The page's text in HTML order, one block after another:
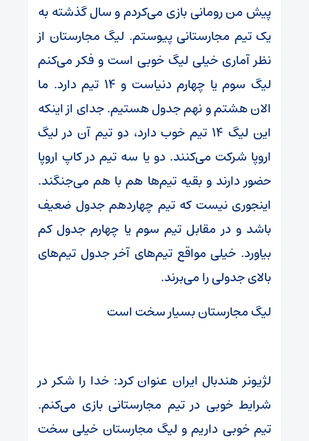
پیش من رومانی بازی می‌کردم و سال گذشته به
یک تیم مجارستانی پیوستم. لیگ مجارستان از
نظر آماری خیلی لیگ خوبی است و فکر می‌کنم
لیگ سوم یا چهارم دنیاست و ۱۴ تیم دارد. ما
الان هشتم و نهم جدول هستیم. جدای از اینکه
این لیگ ۱۴ تیم خوب دارد، دو تیم آن در لیگ
اروپا شرکت می‌کنند. دو یا سه تیم در کاپ اروپا
حضور دارند و بقیه تیم‌ها هم با هم می‌جنگند.
اینجوری نیست که تیم چهاردهم جدول ضعیف
باشد و در مقابل تیم سوم یا چهارم جدول کم
بیاورد. خیلی مواقع تیم‌های آخر جدول تیم‌های
بالای جدولی را می‌برند.
لیگ مجارستان بسیار سخت است
لژیونر هندبال ایران عنوان کرد: خدا را شکر در
شرایط خوبی در تیم مجارستانی بازی می‌کنم.
تیم خوبی داریم و لیگ مجارستان خیلی سخت